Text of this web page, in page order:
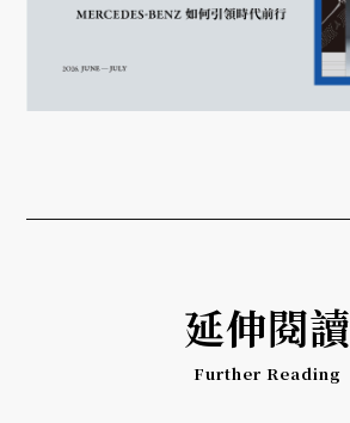
延伸閱讀
Further Reading